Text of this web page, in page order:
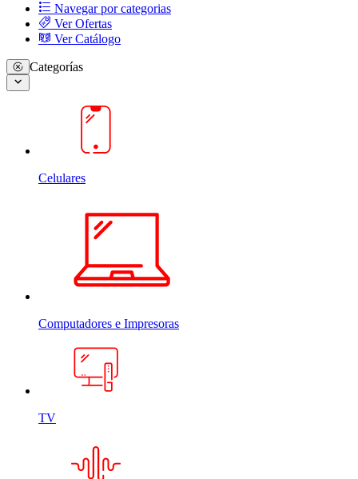
Navegar por categorias
Ver Ofertas
Ver Catálogo
Categorías
Celulares
Computadores e Impresoras
TV